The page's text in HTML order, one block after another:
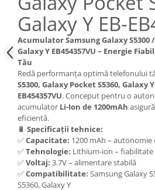
Nokia
Samsung
Sony
Display
Acer
Alcatel
Allview
Asus
Asus
Blackberry
Blackview
Display Oneplus
Galaxy Y EB-
Acumulator Samsung Galaxy S5300
Galaxy Y EB454357VU – Energie
Tău
Redă performanța optimă telefonului
S5300, Galaxy Pocket S5360, Galaxy Y
EB454357VU. Conceput pentru o
acumulator Li-Ion de 1200mAh
eficientă.
🔋 Specificații tehnice:
✅Capacitate: 1200 mAh –
✅Tehnologie: Lithium-ion – fiabilitate
✅Voltaj: 3.7V – alimentare stabilă
✅Compatibilitate: Samsung Galaxy
S5360, Galaxy Y